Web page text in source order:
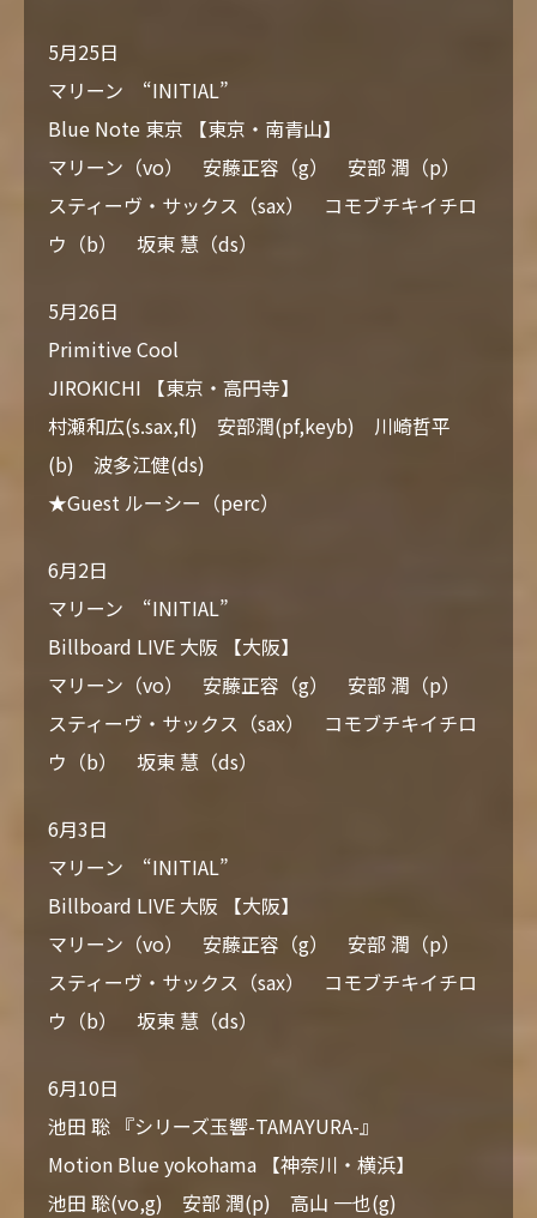
5月25日
マリーン “INITIAL”
Blue Note 東京 【東京・南青山】
マリーン（vo） 安藤正容（g） 安部 潤（p）
スティーヴ・サックス（sax） コモブチキイチロ
ウ（b） 坂東 慧（ds）
5月26日
Primitive Cool
JIROKICHI 【東京・高円寺】
村瀬和広(s.sax,fl) 安部潤(pf,keyb) 川崎哲平
(b) 波多江健(ds)
★Guest ルーシー（perc）
6月2日
マリーン “INITIAL”
Billboard LIVE 大阪 【大阪】
マリーン（vo） 安藤正容（g） 安部 潤（p）
スティーヴ・サックス（sax） コモブチキイチロ
ウ（b） 坂東 慧（ds）
6月3日
マリーン “INITIAL”
Billboard LIVE 大阪 【大阪】
マリーン（vo） 安藤正容（g） 安部 潤（p）
スティーヴ・サックス（sax） コモブチキイチロ
ウ（b） 坂東 慧（ds）
6月10日
池田 聡 『シリーズ玉響-TAMAYURA-』
Motion Blue yokohama 【神奈川・横浜】
池田 聡(vo,g) 安部 潤(p) 高山 一也(g)